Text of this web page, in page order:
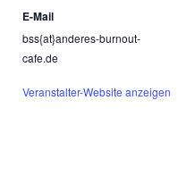
E-Mail
bss{at}anderes-burnout-
cafe.de
Veranstalter-Website anzeigen